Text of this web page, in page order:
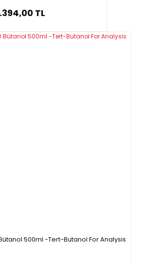
TL
500ml -Tert-Butanol For Analysis